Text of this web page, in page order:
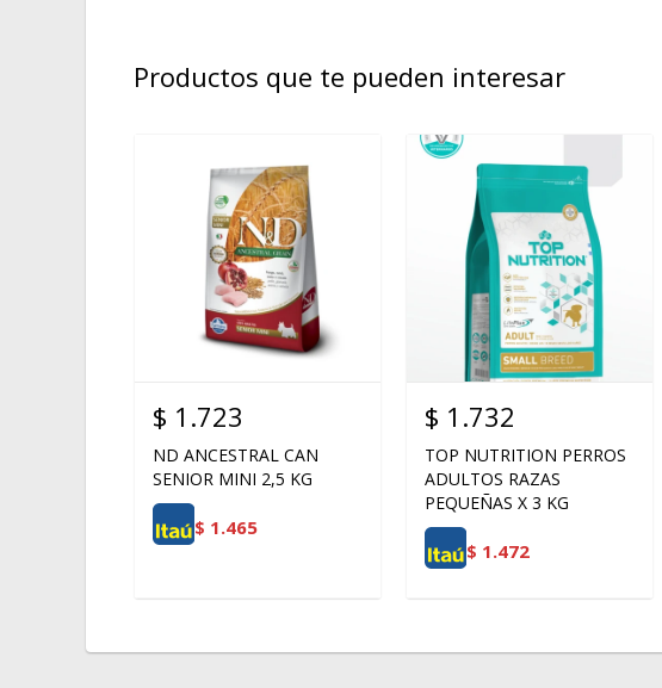
Productos que te pueden interesar
$ 1.723
ND ANCESTRAL CAN
SENIOR MINI 2,5 KG
$ 1.465
$ 1.732
TOP NUTRITION PERROS
ADULTOS RAZAS
PEQUEÑAS X 3 KG
$ 1.472